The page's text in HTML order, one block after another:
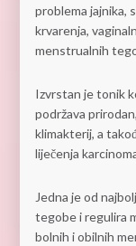
problema jajnika,
krvarenja,
menstrualnih
Izvrstan je tonik
podržava
klimakterij, a
liječenja
Jedna je od
tegobe i regulira
bolnih i obilnih